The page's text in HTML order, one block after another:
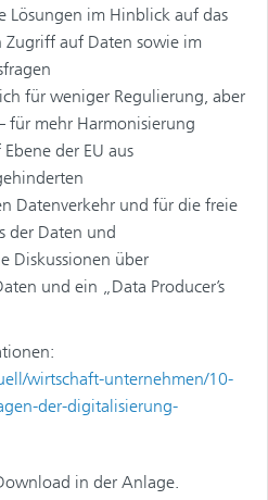
Lösungen im Hinblick auf das
Zugriff auf Daten sowie im
für weniger Regulierung, aber
für mehr Harmonisierung
der EU aus
Datenverkehr und für die freie
der Daten und
Diskussionen über
und ein „Data Producer’s
wirtschaft-unternehmen/10-
der-digitalisierung-
in der Anlage.